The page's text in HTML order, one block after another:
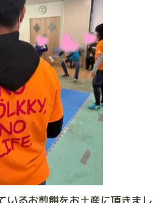
いるお煎餅をお土産に頂きまし